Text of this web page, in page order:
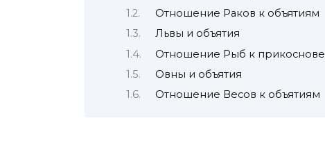
Отношение Раков к объятиям
Львы и объятия
Отношение Рыб к
Овны и объятия
Отношение Весов к объятиям